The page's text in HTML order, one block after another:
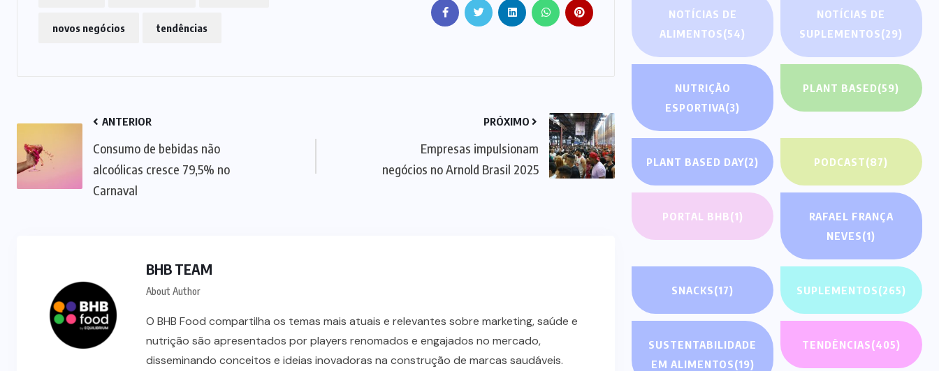
novos negócios tendências
ANTERIOR
Consumo de bebidas não
alcoólicas cresce 79,5% no
Carnaval
PRÓXIMO
Empresas impulsionam
negócios no Arnold Brasil 2025
BHB TEAM
About Author
O BHB Food compartilha os temas mais atuais e relevantes sobre marketing, saúde e
nutrição são apresentados por players renomados e engajados no mercado,
disseminando conceitos e ideias inovadoras na construção de marcas saudáveis.
NOTÍCIAS DE
ALIMENTOS(54)
NOTÍCIAS DE
SUPLEMENTOS(29)
NUTRIÇÃO
ESPORTIVA(3)
PLANT BASED(59)
PLANT BASED DAY(2) PODCAST(87)
PORTAL BHB(1)
RAFAEL FRANÇA
NEVES(1)
SNACKS(17) SUPLEMENTOS(265)
SUSTENTABILIDADE
EM ALIMENTOS(19)
TENDÊNCIAS(405)